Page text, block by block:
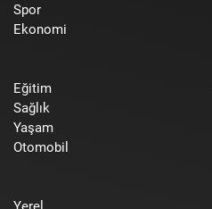
Spor
Ekonomi
Eğitim
Sağlık
Yaşam
Otomobil